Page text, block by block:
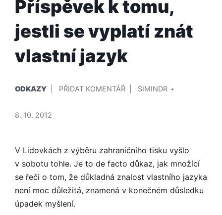
Příspěvek k tomu,
jestli se vyplatí znát
vlastní jazyk
V
ODKAZY PŘIDAT KOMENTÁŘNA
SE
VYPLATÍ
VLASTNÍ
JAZYK
SIMINDR
8. 10. 2012
V Lidovkách z výběru zahraničního tisku vyšlo
v sobotu tohle. Je to de facto důkaz, jak množící
se řeči o tom, že důkladná znalost vlastního jazyka
není moc důležitá, znamená v konečném důsledku
úpadek myšlení.